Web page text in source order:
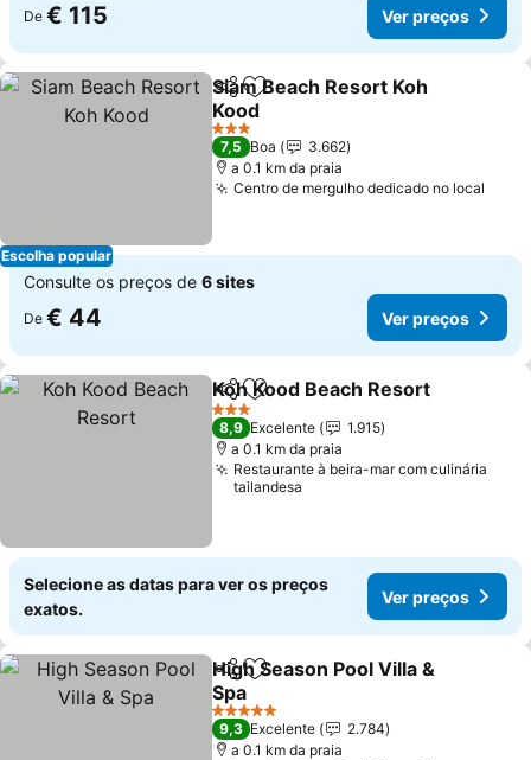
De € 115 Ver preços
Escolha popular
PartilharAdicionar aos favoritos
Siam Beach Resort Koh
Kood
3 Estrelas
7,5 Boa
3.662
a 0.1 km da praia
Centro de mergulho dedicado no local
Consulte os preços de 6 sites
De € 44 Ver preços
PartilharAdicionar aos favoritos
Koh Kood Beach Resort
3 Estrelas
8,9 Excelente
1.915
a 0.1 km da praia
Restaurante à beira-mar com culinária
tailandesa
Selecione as datas para ver os preços
exatos.
Ver preços
PartilharAdicionar aos favoritos
High Season Pool Villa &
Spa
5 Estrelas
9,3 Excelente
2.784
a 0.1 km da praia